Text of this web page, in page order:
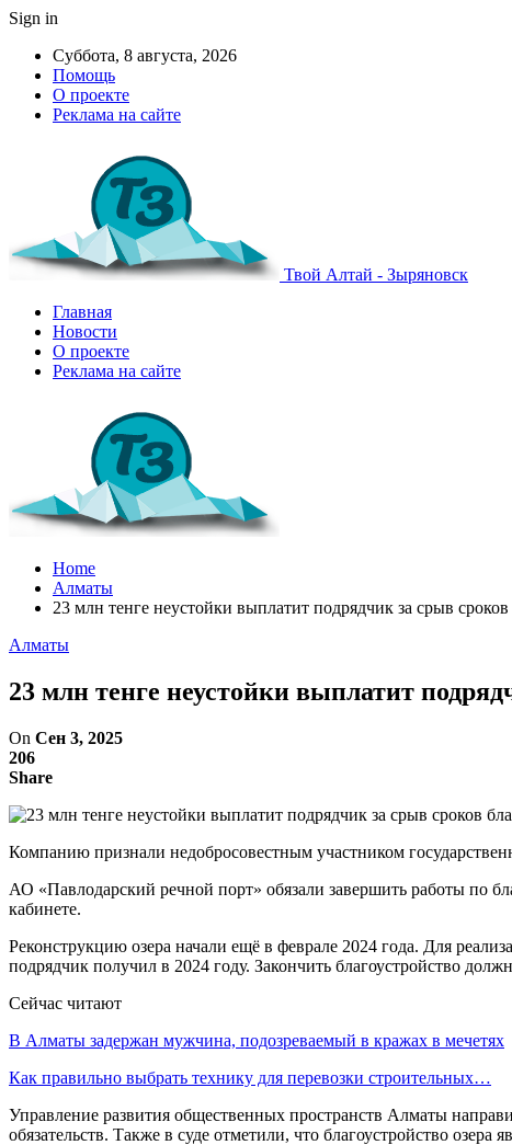
Sign in
Суббота, 8 августа, 2026
Помощь
О проекте
Реклама на сайте
Твой Алтай - Зыряновск
Главная
Новости
О проекте
Реклама на сайте
Home
Алматы
23 млн тенге неустойки выплатит подрядчик за срыв
Алматы
23 млн тенге неустойки выплатит
On Сен 3, 2025
206
Share
Компанию признали недобросовестным участником
АО «Павлодарский речной порт» обязали завершить работы по
кабинете.
Реконструкцию озера начали ещё в феврале 2024 года. Для
подрядчик получил в 2024 году. Закончить благоустройство
Сейчас читают
В Алматы задержан мужчина, подозреваемый в кражах в мечетях
Как правильно выбрать технику для перевозки строительных…
Управление развития общественных пространств Алматы
обязательств. Также в суде отметили, что благоустройство